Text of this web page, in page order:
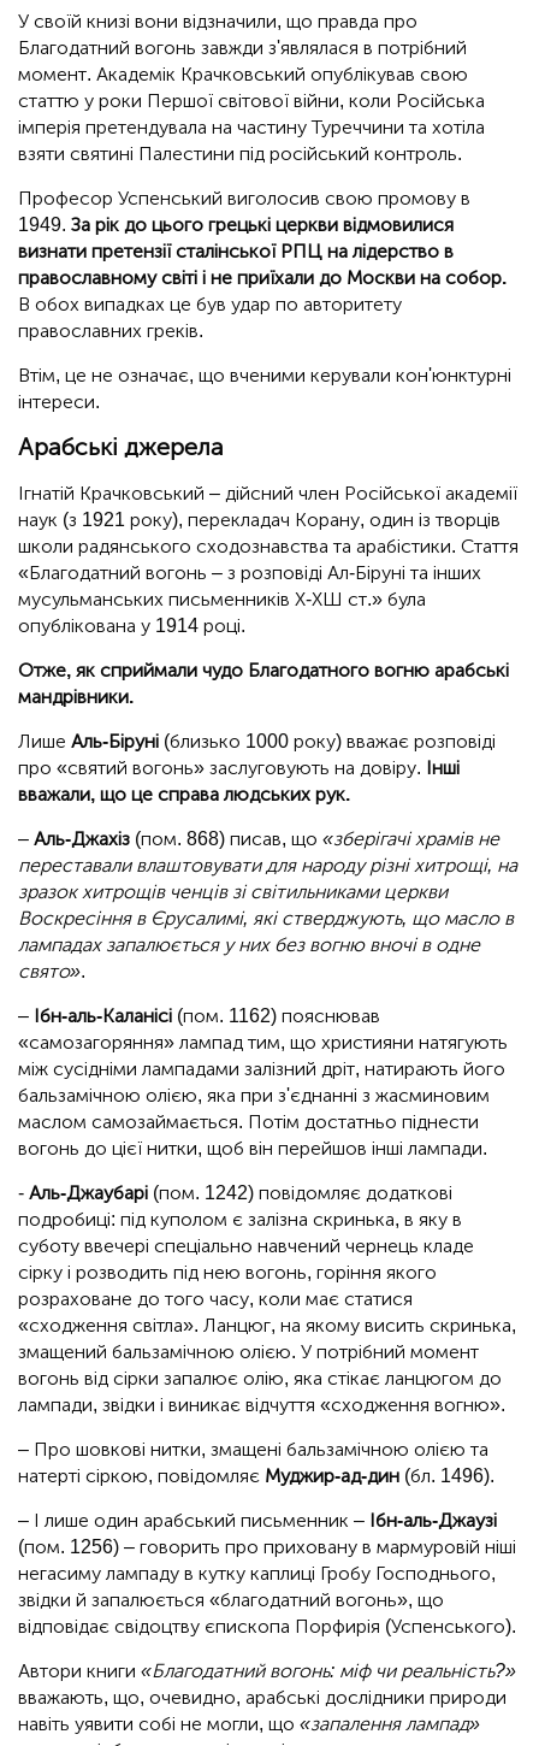
У своїй книзі вони відзначили, що правда про
Благодатний вогонь завжди з'являлася в потрібний
момент. Академік Крачковський опублікував свою
статтю у роки Першої світової війни, коли Російська
імперія претендувала на частину Туреччини та хотіла
взяти святині Палестини під російський контроль.
Професор Успенський виголосив свою промову в
1949. За рік до цього грецькі церкви відмовилися
визнати претензії сталінської РПЦ на лідерство в
православному світі і не приїхали до Москви на собор.
В обох випадках це був удар по авторитету
православних греків.
Втім, це не означає, що вченими керували кон'юнктурні
інтереси.
Арабські джерела
Ігнатій Крачковський – дійсний член Російської академії
наук (з 1921 року), перекладач Корану, один із творців
школи радянського сходознавства та арабістики. Стаття
«Благодатний вогонь – з розповіді Ал-Біруні та інших
мусульманських письменників Х-ХШ ст.» була
опублікована у 1914 році.
Отже, як сприймали чудо Благодатного вогню арабські
мандрівники.
Лише Аль-Біруні (близько 1000 року) вважає розповіді
про «святий вогонь» заслуговують на довіру. Інші
вважали, що це справа людських рук.
– Аль-Джахіз (пом. 868) писав, що «зберігачі храмів не
переставали влаштовувати для народу різні хитрощі, на
зразок хитрощів ченців зі світильниками церкви
Воскресіння в Єрусалимі, які стверджують, що масло в
лампадах запалюється у них без вогню вночі в одне
свято».
– Ібн-аль-Каланісі (пом. 1162) пояснював
«самозагоряння» лампад тим, що християни натягують
між сусідніми лампадами залізний дріт, натирають його
бальзамічною олією, яка при з'єднанні з жасминовим
маслом самозаймається. Потім достатньо піднести
вогонь до цієї нитки, щоб він перейшов інші лампади.
- Аль-Джаубарі (пом. 1242) повідомляє додаткові
подробиці: під куполом є залізна скринька, в яку в
суботу ввечері спеціально навчений чернець кладе
сірку і розводить під нею вогонь, горіння якого
розраховане до того часу, коли має статися
«сходження світла». Ланцюг, на якому висить скринька,
змащений бальзамічною олією. У потрібний момент
вогонь від сірки запалює олію, яка стікає ланцюгом до
лампади, звідки і виникає відчуття «сходження вогню».
– Про шовкові нитки, змащені бальзамічною олією та
натерті сіркою, повідомляє Муджир-ад-дин (бл. 1496).
– І лише один арабський письменник – Ібн-аль-Джаузі
(пом. 1256) – говорить про приховану в мармуровій ніші
негасиму лампаду в кутку каплиці Гробу Господнього,
звідки й запалюється «благодатний вогонь», що
відповідає свідоцтву єпископа Порфирія (Успенського).
Автори книги «Благодатний вогонь: міф чи реальність?»
вважають, що, очевидно, арабські дослідники природи
навіть уявити собі не могли, що «запалення лампад»